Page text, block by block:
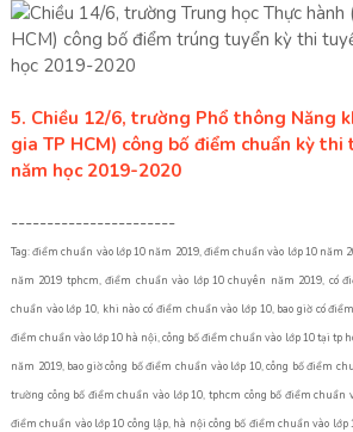
5. Chiều 12/6, trường Phổ thông Năng
gia TP HCM) công bố điểm chuẩn kỳ
năm học 2019-2020
-----------------------
Tag: điểm chuẩn vào lớp 10 năm 2019, điểm chuẩn vào lớp 10 năm
năm 2019 tphcm, điểm chuẩn vào lớp 10 chuyên năm 2019, có
chuẩn vào lớp 10, khi nào có điểm chuẩn vào lớp 10, bao giờ có
điểm chuẩn vào lớp 10 hà nội, công bố điểm chuẩn vào lớp 10 tại tp
năm 2019, bao giờ công bố điểm chuẩn vào lớp 10, công bố điểm
trường công bố điểm chuẩn vào lớp 10, tphcm công bố điểm chuẩn
điểm chuẩn vào lớp 10 công lập, hà nội công bố điểm chuẩn vào